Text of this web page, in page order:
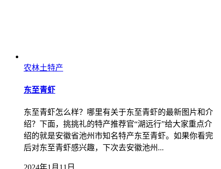
农林土特产
东至青虾
东至青虾怎么样？哪里有关于东至青虾的最新图片和介
绍？下面，挑挑礼的特产推荐官“湖远行”给大家重点介
绍的就是安徽省池州市知名特产东至青虾。如果你看完
后对东至青虾感兴趣，下次去安徽池州...